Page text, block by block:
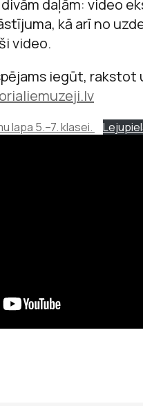
daļām: video
kā arī no
video.
iegūt, rakstot
lapa 5.–7. klasei.